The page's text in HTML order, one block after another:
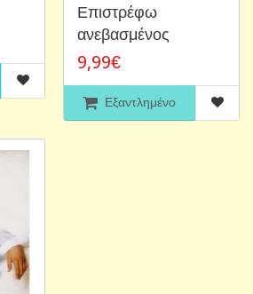
Επιστρέφω
ανεβασμένος
9,99€
Εξαντλημένο